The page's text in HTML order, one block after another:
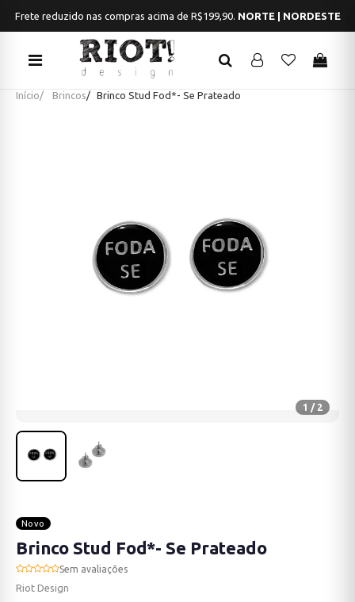
Frete reduzido nas compras acima de R$199,90. NORTE | NORDESTE
Início Brincos Brinco Stud Fod*- Se Prateado
1 / 2
Novo
Brinco Stud Fod*- Se Prateado
Sem avaliações
Riot Design